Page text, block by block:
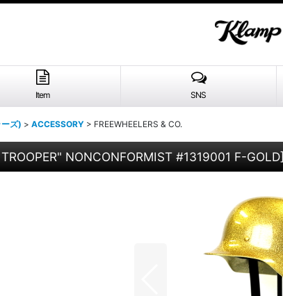
Item SNS
ズ) > ACCESSORY > FREEWHEELERS & CO.
NONCONFORMIST #1319001 F-GOLD]